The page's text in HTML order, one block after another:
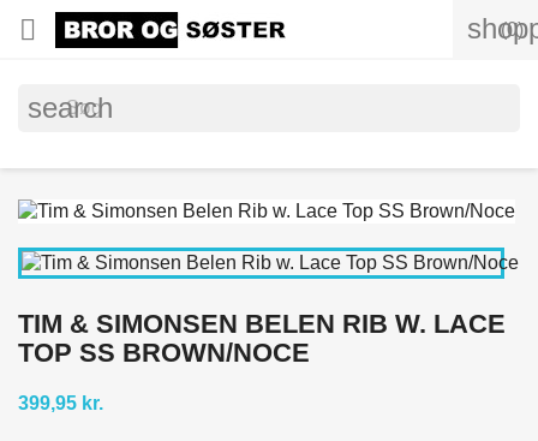
 (0)
search
TIM & SIMONSEN BELEN RIB W. LACE
TOP SS BROWN/NOCE
399,95 kr.